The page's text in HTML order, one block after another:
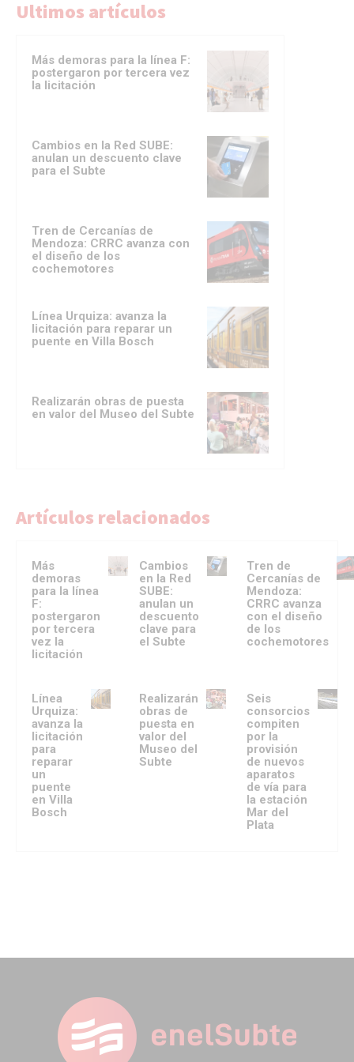
Ultimos artículos
Más demoras para la línea F:
postergaron por tercera vez
la licitación
Cambios en la Red SUBE:
anulan un descuento clave
para el Subte
Tren de Cercanías de
Mendoza: CRRC avanza con
el diseño de los
cochemotores
Línea Urquiza: avanza la
licitación para reparar un
puente en Villa Bosch
Realizarán obras de puesta
en valor del Museo del Subte
Artículos relacionados
Más
demoras
para la línea
F:
postergaron
por tercera
vez la
licitación
Cambios
en la Red
SUBE:
anulan un
descuento
clave para
el Subte
Tren de
Cercanías de
Mendoza:
CRRC avanza
con el diseño
de los
cochemotores
Línea
Urquiza:
avanza la
licitación
para
reparar
un
puente
en Villa
Bosch
Realizarán
obras de
puesta en
valor del
Museo del
Subte
Seis
consorcios
compiten
por la
provisión
de nuevos
aparatos
de vía para
la estación
Mar del
Plata